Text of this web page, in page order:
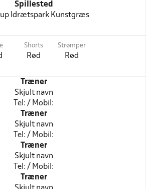
Spillested
Idrætspark Kunstgræs
Shorts
Rød
Strømper
Rød
Træner
Skjult navn
Tel: / Mobil:
Træner
Skjult navn
Tel: / Mobil:
Træner
Skjult navn
Tel: / Mobil:
Træner